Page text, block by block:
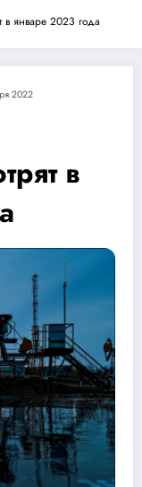
в январе 2023 года
2022
в